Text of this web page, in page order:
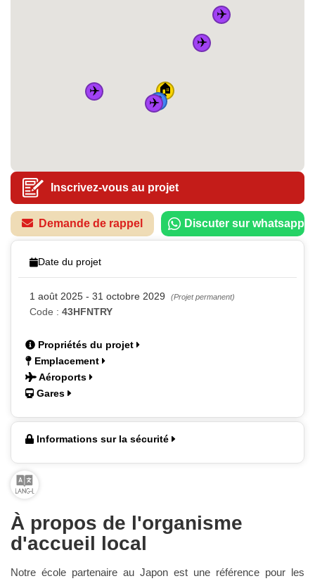
🏠
🚆
✈️
✈️
✈️
✈️
Inscrivez-vous au projet
Demande de rappel Discuter sur whatsapp
Date du projet
1 août 2025 - 31 octobre 2029 (Projet permanent)
Code : 43HFNTRY
Propriétés du projet
Emplacement
Aéroports
Gares
Informations sur la sécurité
À propos de l'organisme
d'accueil local
Notre école partenaire au Japon est une référence pour les